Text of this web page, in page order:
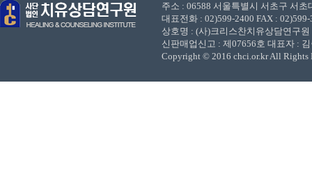
주소 : 06588 서울특별시 서초구 서초
대표전화 : 02)599-2400 FAX :
상호명 : (사)크리스찬치유상담연구
신판매업신고 : 제07656호 대표자 :
Copyright © 2016 chci.or.kr All Rights